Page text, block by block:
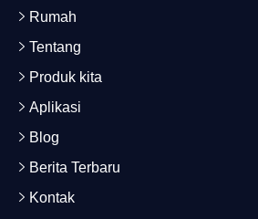
Rumah
Tentang
Produk kita
Aplikasi
Blog
Berita Terbaru
Kontak